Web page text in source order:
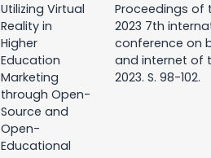
Utilizing Virtual
Reality in
Higher
Education
Marketing
through Open-
Source and
Open-
Educational
Proceedings of
2023 7th
conference on
and internet of
2023. S. 98-102.